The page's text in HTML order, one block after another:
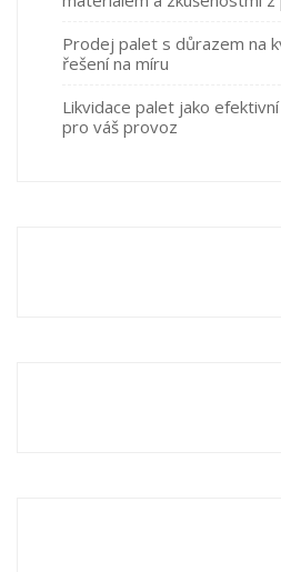
Prodej palet s důrazem na
řešení na míru
Likvidace palet jako
pro váš provoz